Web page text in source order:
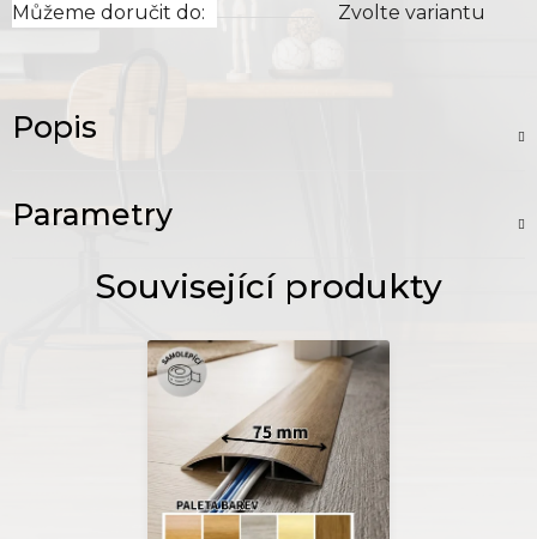
Můžeme doručit do: Zvolte variantu
Popis
Parametry